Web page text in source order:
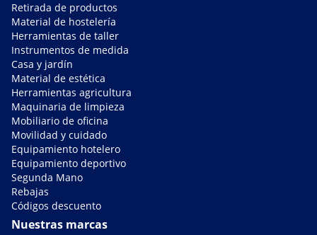
Retirada de productos
Material de hostelería
Herramientas de taller
Instrumentos de medida
Casa y jardín
Material de estética
Herramientas agricultura
Maquinaria de limpieza
Mobiliario de oficina
Movilidad y cuidado
Equipamiento hotelero
Equipamiento deportivo
Segunda Mano
Rebajas
Códigos descuento
Nuestras marcas